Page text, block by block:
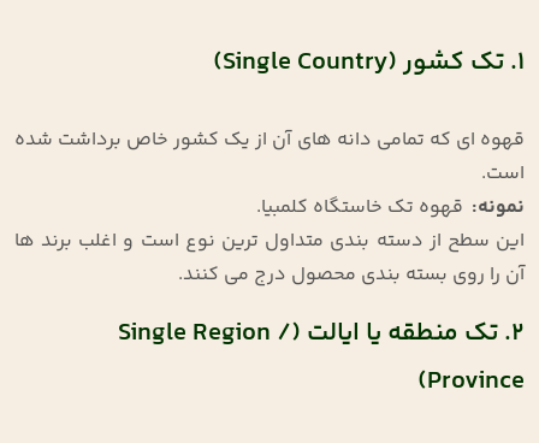
۱. تک‌ کشور (Single Country)
قهوه ‌ای که تمامی دانه ‌های آن از یک کشور خاص برداشت شده
است.
نمونه: قهوه تک ‌خاستگاه کلمبیا.
این سطح از دسته ‌بندی متداول ‌ترین نوع است و اغلب برند ها
آن را روی بسته ‌بندی محصول درج می‌ کنند.
۲. تک ‌منطقه یا ایالت (Single Region /
Province)